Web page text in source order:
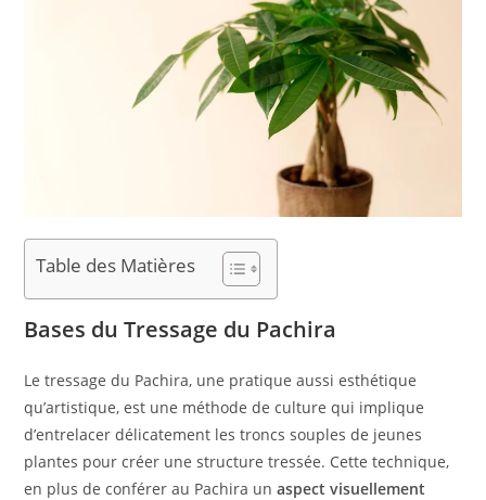
Table des Matières
Bases du Tressage du Pachira
Le tressage du Pachira, une pratique aussi esthétique
qu’artistique, est une méthode de culture qui implique
d’entrelacer délicatement les troncs souples de jeunes
plantes pour créer une structure tressée. Cette technique,
en plus de conférer au Pachira unaspect visuellement